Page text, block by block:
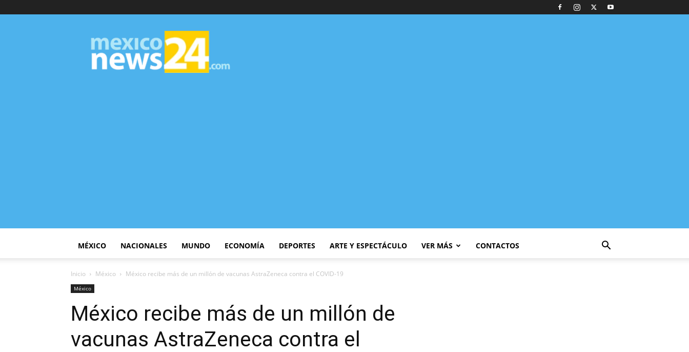
MexicoNews24
MÉXICO NACIONALES MUNDO ECONOMÍA DEPORTES ARTE Y ESPECTÁCULO VER MÁS CONTACTOS
Inicio México México recibe más de un millón de vacunas AstraZeneca contra el COVID-19
México
México recibe más de un millón de
vacunas AstraZeneca contra el